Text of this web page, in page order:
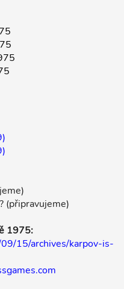
(připravujeme)
1975:
15/archives/karpov-is-